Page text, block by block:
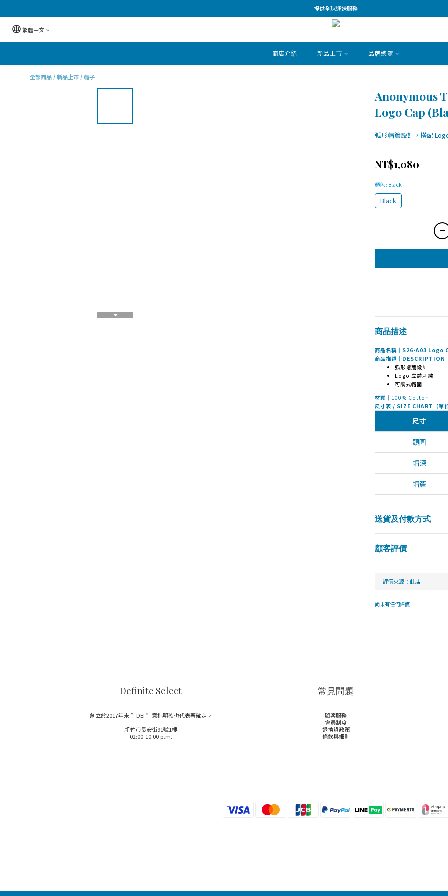
提供全球運送服務
繁體中文
商店介紹 新品上市 品牌總覽
全部商品 /新品上市 / 帽子
Anonymous
Logo Cap
弧形帽簷設計，搭配
NT$1,080
顏色 : Black
Black
商品描述
商品名稱｜S26-A03 Logo
商品描述｜DESCRIPTION
弧形帽簷設計
Logo 立體刺繡
可調式帽圍
材質｜ 100% Cotton
尺寸表 / SIZE CHART（單
尺寸
頭圍
帽深
帽簷
送貨及付款方式
顧客評價
尚未有任何評價
Definite Select
創立於2017年末 ”DEF”意指明確也代表著確定。
新竹市長安街91號1樓
02:00-10:00 p.m.
常見問題
顧客服務
會員制度
退換貨政策
條款與細則